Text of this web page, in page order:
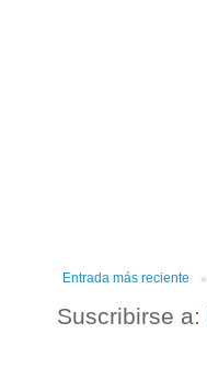
Entrada más reciente
Suscribirse a: